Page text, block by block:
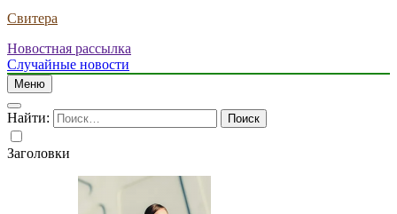
Свитера
Новостная рассылка
Случайные новости
Меню
Найти:
Заголовки